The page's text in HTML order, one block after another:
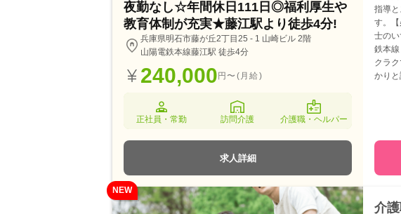
夜勤なし☆年間休日111日◎福利厚生や
教育体制が充実★藤江駅より徒歩4分!
兵庫県明石市藤が丘2丁目25 - 1 山崎ビル 2階
山陽電鉄本線藤江駅 徒歩4分
240,000円〜(月給)
正社員・常勤 訪問介護 介護職・ヘルパー
求人詳細
指導
す。
士の
鉄本
クラ
かり
NEW
介